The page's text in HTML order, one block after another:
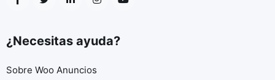
¿Necesitas ayuda?
Sobre Woo Anuncios